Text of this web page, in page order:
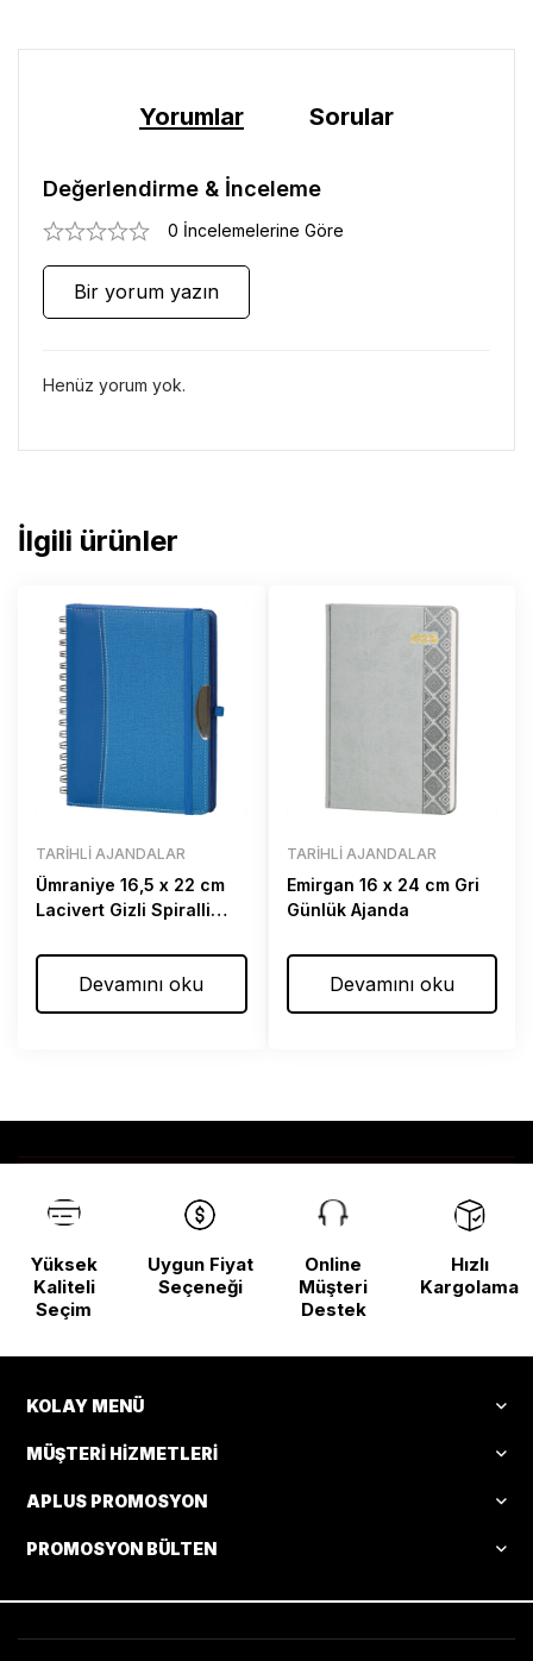
Yorumlar Sorular
Değerlendirme & İnceleme
0 İncelemelerine Göre
Bir yorum yazın
Henüz yorum yok.
İlgili ürünler
TARIHLI AJANDALAR
Ümraniye 16,5 x 22 cm
Lacivert Gizli Spiralli
Devamını oku
TARIHLI AJANDALAR
Emirgan 16 x 24 cm Gri
Günlük Ajanda
Devamını oku
Yüksek
Kaliteli
Seçim
Uygun Fiyat
Seçeneği
Online
Müşteri
Destek
Hızlı
Kargolama
KOLAY MENÜ
MÜŞTERI HIZMETLERI
APLUS PROMOSYON
PROMOSYON BÜLTEN